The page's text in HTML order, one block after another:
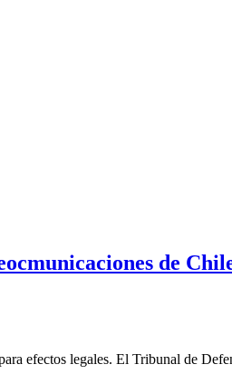
de
efectos legales. El Tribunal de